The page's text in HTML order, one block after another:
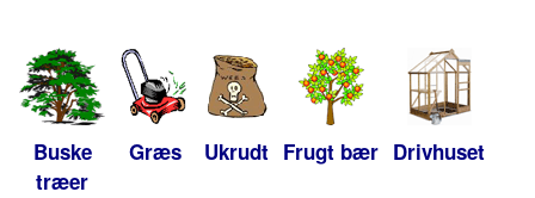
Buske
træer
Græs Ukrudt Frugt bær Drivhuset